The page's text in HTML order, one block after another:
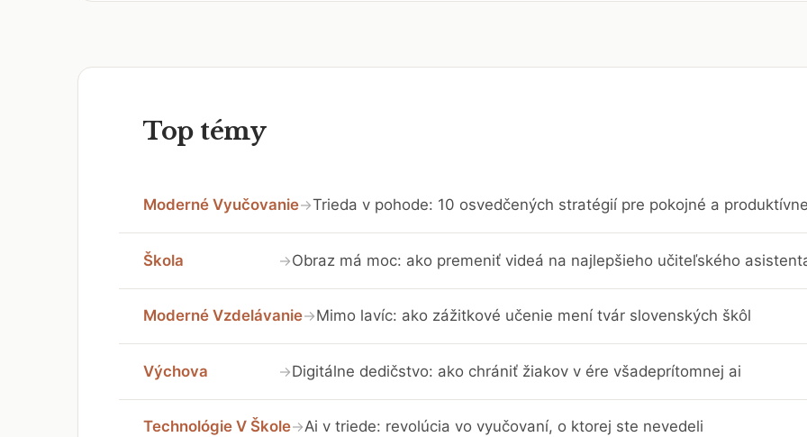
Top témy
Moderné Vyučovanie→Trieda v pohode: 10 osvedčených stratégií pre pokojné a
Škola →Obraz má moc: ako premeniť videá na najlepšieho učiteľského
Moderné Vzdelávanie→Mimo lavíc: ako zážitkové učenie mení tvár slovenských škôl
Výchova →Digitálne dedičstvo: ako chrániť žiakov v ére všadeprítomnej ai
Technológie V Škole→Ai v triede: revolúcia vo vyučovaní, o ktorej ste nevedeli